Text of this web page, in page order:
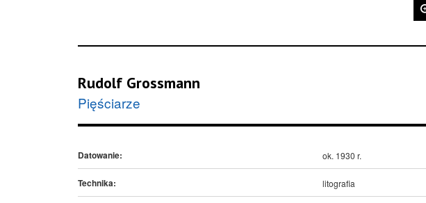
Rudolf Grossmann
Pięściarze
Datowanie: ok. 1930 r.
Technika: litografia